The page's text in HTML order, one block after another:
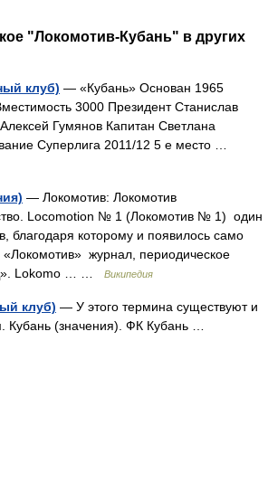
"Локомотив-Кубань" в других
клуб) — «Кубань» Основан 1965
3000 Президент Станислав
Гумянов Капитан Светлана
Суперлига 2011/12 5 е место …
— Локомотив: Локомотив
Locomotion № 1 (Локомотив № 1) один
благодаря которому и появилось само
«Локомотив» журнал, периодическое
Lokomo … …
Википедия
клуб) — У этого термина существуют и
Кубань (значения). ФК Кубань …